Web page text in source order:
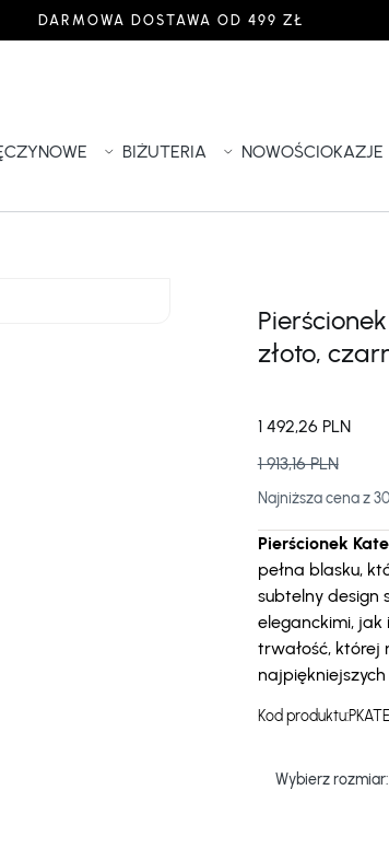
DARMOWA DOSTAWA OD 499 ZŁ
BIŻUTERIA NOWOŚCIOKAZJE
złoto,
1 492,26 PLN
1 913,16 PLN
Najniższa cena z
Pierścionek
pełna blasku,
subtelny design
eleganckimi, jak
trwałość, której
Kod produktu:
Wybierz rozmiar: